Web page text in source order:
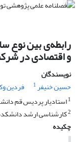
رابطه‌ی بین نوع
و اقتصادی در
نویسندگان
حسین خنیفر1 فردین
1استادیار پردیس قم
2کارشناسی ارشد
چکیده